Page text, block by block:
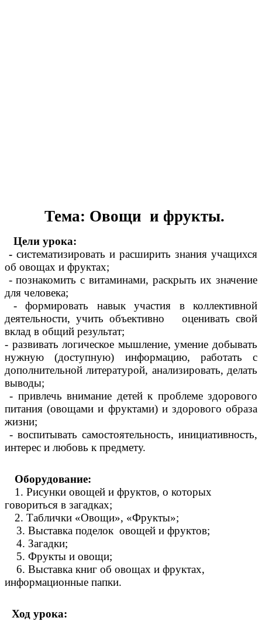
Тема: Овощи и фрукты.
Цели урока:
- систематизировать и расширить знания учащихся
об овощах и фруктах;
- познакомить с витаминами, раскрыть их значение
для человека;
- формировать навык участия в коллективной
деятельности, учить объективно оценивать свой
вклад в общий результат;
- развивать логическое мышление, умение добывать
нужную (доступную) информацию, работать с
дополнительной литературой, анализировать, делать
выводы;
- привлечь внимание детей к проблеме здорового
питания (овощами и фруктами) и здорового образа
жизни;
- воспитывать самостоятельность, инициативность,
интерес и любовь к предмету.
Оборудование:
1. Рисунки овощей и фруктов, о которых
говориться в загадках;
2. Таблички «Овощи», «Фрукты»;
3. Выставка поделок овощей и фруктов;
4. Загадки;
5. Фрукты и овощи;
6. Выставка книг об овощах и фруктах,
информационные папки.
Ход урока: